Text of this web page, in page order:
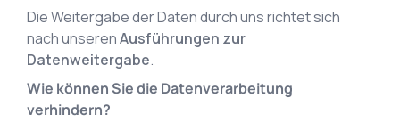
Die Weitergabe der Daten durch uns richtet sich
nach unserenAusführungen zur
Datenweitergabe.
Wie können Sie die Datenverarbeitung
verhindern?